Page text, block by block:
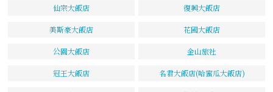
仙宗大飯店 復興大飯店
美斯豪大飯店 花國大飯店
公園大飯店 金山旅社
冠王大飯店 名君大飯店(哈蜜瓜大飯店)